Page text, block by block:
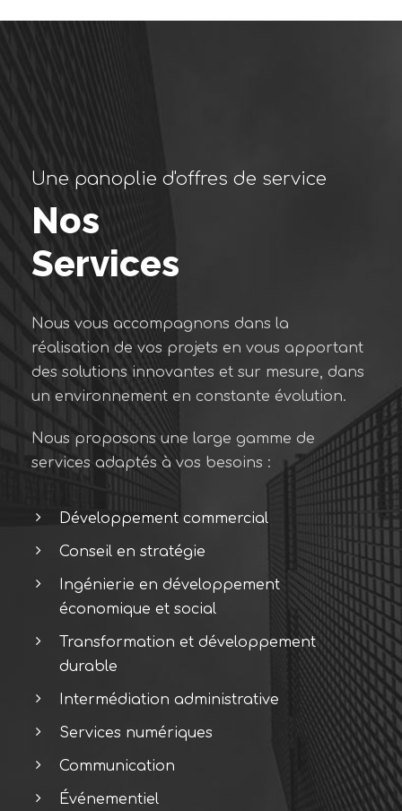
Une panoplie d'offres de service
Nos
Services
Nous vous accompagnons dans la
réalisation de vos projets en vous apportant
des solutions innovantes et sur mesure, dans
un environnement en constante évolution.
Nous proposons une large gamme de
services adaptés à vos besoins :
Développement commercial
Conseil en stratégie
Ingénierie en développement
économique et social
Transformation et développement
durable
Intermédiation administrative
Services numériques
Communication
Événementiel